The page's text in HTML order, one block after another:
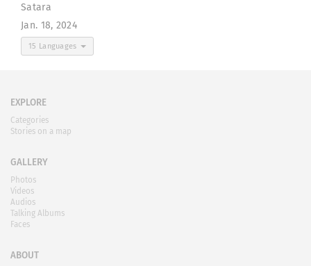
Satara
Jan. 18, 2024
15 Languages
EXPLORE
Categories
Stories on a map
GALLERY
Photos
Videos
Audios
Talking Albums
Faces
ABOUT